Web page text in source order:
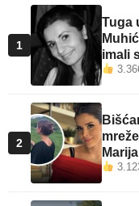
1
Tuga
imali
2